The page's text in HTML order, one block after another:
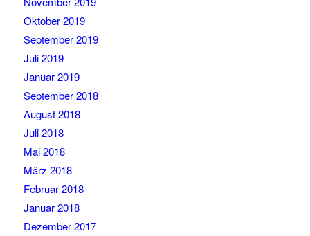
Oktober 2019
September 2019
Juli 2019
Januar 2019
September 2018
August 2018
Juli 2018
Mai 2018
März 2018
Februar 2018
Januar 2018
Dezember 2017